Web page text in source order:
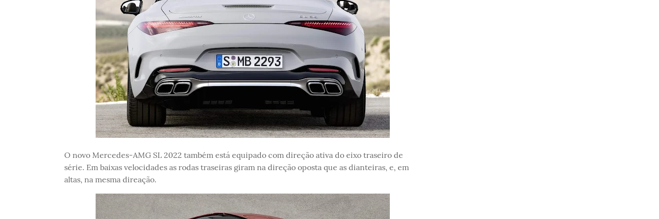
O novo Mercedes-AMG SL 2022 também está equipado com direção ativa do eixo traseiro de
série. Em baixas velocidades as rodas traseiras giram na direção oposta que as dianteiras, e, em
altas, na mesma direação.